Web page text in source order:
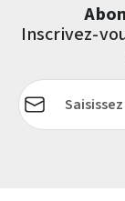
Inscrivez-
Adresse e-mail*